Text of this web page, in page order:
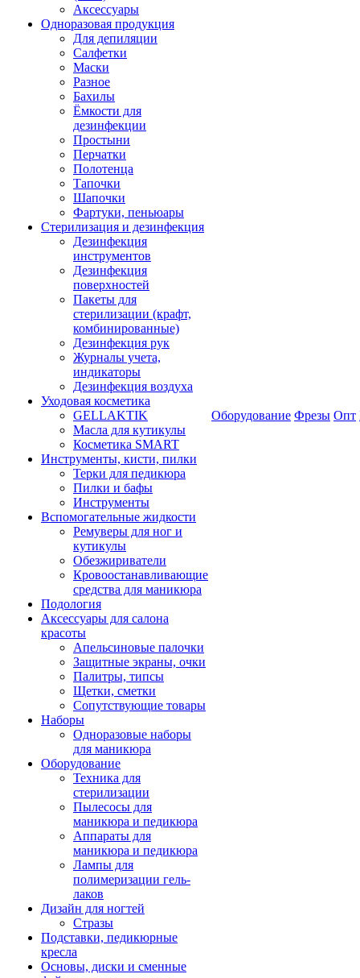
Аксессуары
Одноразовая продукция
Для депиляции
Салфетки
Маски
Разное
Бахилы
Ёмкости для
дезинфекции
Простыни
Перчатки
Полотенца
Тапочки
Шапочки
Фартуки, пеньюары
Стерилизация и дезинфекция
Дезинфекция
инструментов
Дезинфекция
поверхностей
Пакеты для
стерилизации (крафт,
комбинированные)
Дезинфекция рук
Журналы учета,
индикаторы
Дезинфекция воздуха
Уходовая косметика
GELLAKTIK
Масла для кутикулы
Косметика SMART
Инструменты, кисти, пилки
Терки для педикюра
Пилки и бафы
Инструменты
Вспомогательные жидкости
Ремуверы для ног и
кутикулы
Обезжириватели
Кровоостанавливающие
средства для маникюра
Подология
Аксессуары для салона
красоты
Апельсиновые палочки
Защитные экраны, очки
Палитры, типсы
Щетки, сметки
Сопутствующие товары
Наборы
Одноразовые наборы
для маникюра
Оборудование
Техника для
стерилизации
Пылесосы для
маникюра и педикюра
Аппараты для
маникюра и педикюра
Лампы для
полимеризации гель-
лаков
Дизайн для ногтей
Стразы
Подставки, педикюрные
кресла
Основы, диски и сменные
Оборудование Фрезы Опт